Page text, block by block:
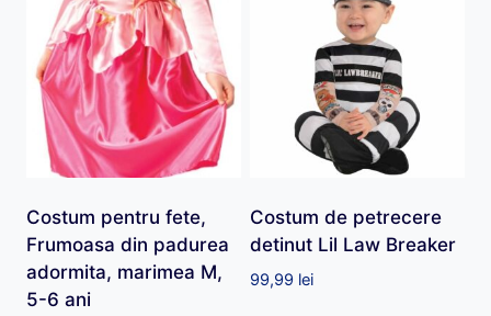
Costum pentru fete,
Frumoasa din padurea
adormita, marimea M,
5-6 ani
Costum de petrecere
detinut Lil Law Breaker
99,99 lei